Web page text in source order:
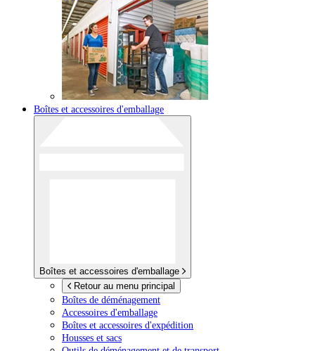
Boîtes et accessoires d'emballage
Boîtes et accessoires d'emballage
Retour au menu principal
Boîtes de déménagement
Accessoires d'emballage
Boîtes et accessoires d'expédition
Housses et sacs